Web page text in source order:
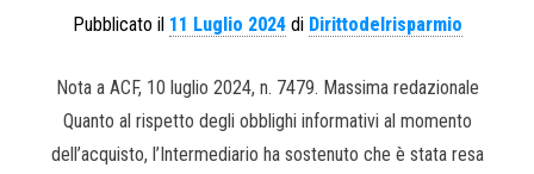
Pubblicato il 11 Luglio 2024di Dirittodelrisparmio
Nota a ACF, 10 luglio 2024, n. 7479. Massima redazionale
Quanto al rispetto degli obblighi informativi al momento
dell’acquisto, l’Intermediario ha sostenuto che è stata resa